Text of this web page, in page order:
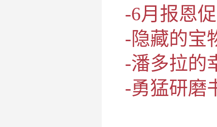
-6月报恩
-隐藏的宝
-潘多拉的
-勇猛研磨